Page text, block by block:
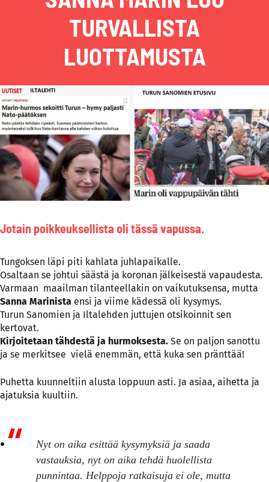
TURVALLISTA
LUOTTAMUSTA
Jotain poikkeuksellista oli tässä vapussa.
Tungoksen läpi piti kahlata juhlapaikalle.
Osaltaan se johtui säästä ja koronan jälkeisestä vapaudesta.
Varmaan maailman tilanteellakin on vaikutuksensa, mutta
Sanna Marinista ensi ja viime kädessä oli kysymys.
Turun Sanomien ja Iltalehden juttujen otsikoinnit sen
kertovat.
Kirjoitetaan tähdestä ja hurmoksesta. Se on paljon sanottu
ja se merkitsee vielä enemmän, että kuka sen pränttää!
Puhetta kuunneltiin alusta loppuun asti. Ja asiaa, aihetta ja
ajatuksia kuultiin.
Nyt on aika esittää kysymyksiä ja saada
vastauksia, nyt on aika tehdä huolellista
punnintaa. Helppoja ratkaisuja ei ole, mutta